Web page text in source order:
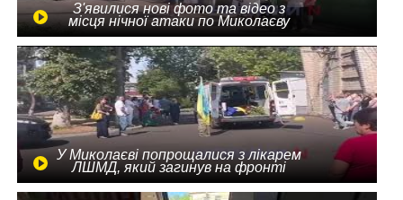
З'явилися нові фото та відео з
місця нічної атаки по Миколаєву
У Миколаєві попрощалися з лікарем
ЛШМД, який загинув на фронті